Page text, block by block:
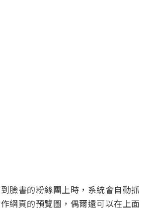
臉書的粉絲團上時，系統會自動抓
網頁的預覽圖，偶爾還可以在上面